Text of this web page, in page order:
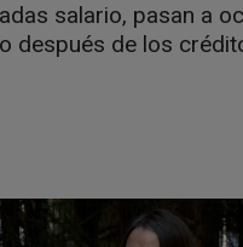
salario, pasan a
después de los